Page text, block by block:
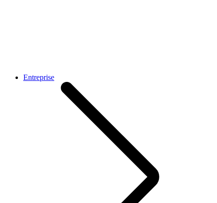
Entreprise